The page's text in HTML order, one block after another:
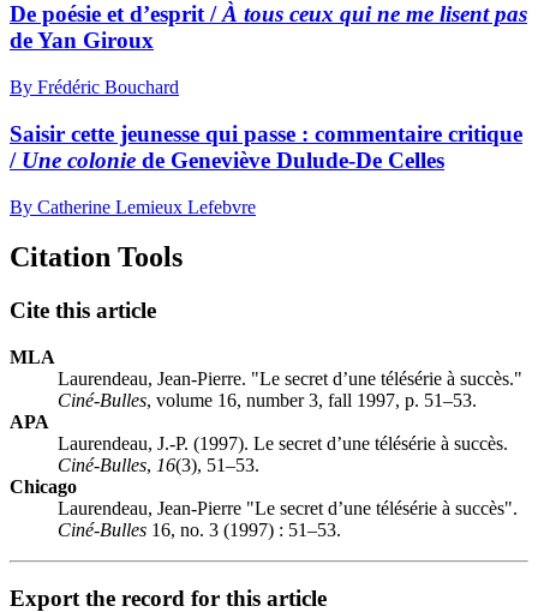
De poésie et d’esprit /À tous ceux qui ne me lisent pas
de Yan Giroux
By Frédéric Bouchard
Saisir cette jeunesse qui passe : commentaire critique
/ Une colonie de Geneviève Dulude-De Celles
By Catherine Lemieux Lefebvre
Citation Tools
Cite this article
MLA
Laurendeau, Jean-Pierre. "Le secret d’une télésérie à succès."
Ciné-Bulles, volume 16, number 3, fall 1997, p. 51–53.
APA
Laurendeau, J.-P. (1997). Le secret d’une télésérie à succès.
Ciné-Bulles, 16(3), 51–53.
Chicago
Laurendeau, Jean-Pierre "Le secret d’une télésérie à succès".
Ciné-Bulles 16, no. 3 (1997) : 51–53.
Export the record for this article